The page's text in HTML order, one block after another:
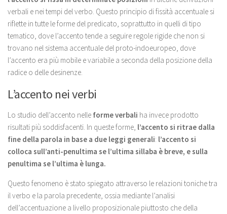
verbali e nei tempi del verbo. Questo principio di fissità accentuale si
riflette in tutte le forme del predicato, soprattutto in quelli di tipo
tematico, dove l’accento tende a seguire regole rigide che non si
trovano nel sistema accentuale del proto-indoeuropeo, dove
l’accento era più mobile e variabile a seconda della posizione della
radice o delle desinenze.
L’accento nei verbi
Lo studio dell’accento nelle forme verbali ha invece prodotto
risultati più soddisfacenti. In queste forme, l’accento si ritrae dalla
fine della parola in base a due leggi generali: l’accento si
colloca sull’anti-penultima se l’ultima sillaba è breve, e sulla
penultima se l’ultima è lunga.
Questo fenomeno è stato spiegato attraverso le relazioni toniche tra
il verbo e la parola precedente, ossia mediante l’analisi
dell’accentuazione a livello proposizionale piuttosto che della